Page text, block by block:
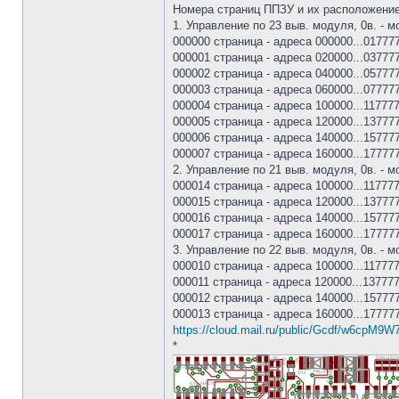
Номера страниц ППЗУ и их
1. Управление по 23 выв. модуля, 0в. -
000000 страница - адреса
000001 страница - адреса
000002 страница - адреса
000003 страница - адреса
000004 страница - адреса
000005 страница - адреса
000006 страница - адреса
000007 страница - адреса
2. Управление по 21 выв. модуля, 0в. -
000014 страница - адреса
000015 страница - адреса
000016 страница - адреса
000017 страница - адреса
3. Управление по 22 выв. модуля, 0в. -
000010 страница - адреса
000011 страница - адреса
000012 страница - адреса
000013 страница - адреса
https://cloud.mail.ru/public/Gcdf/
*